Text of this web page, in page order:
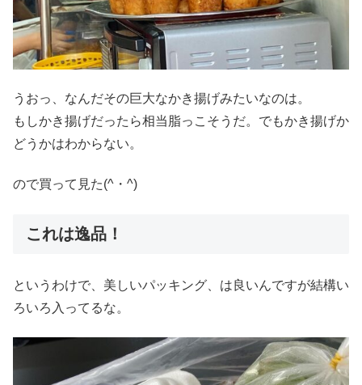
うおっ、なんだその巨大なかき揚げみたいなのは。
もしかき揚げだったら相当脂っこそうだ。でもかき揚げか
どうかはわからない。
ので買って見た(^・^)
これは逸品！
というわけで、美しいパッキング、は良いんですが結構い
ろいろ入ってるな。